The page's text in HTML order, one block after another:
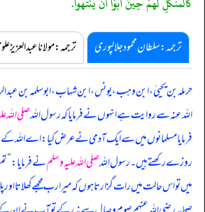
ترجمہ:سلطان محمود جلالپوری ترجمہ:مولانا عبدالعزیز
حرملہ بن یحییٰ، ابن وہب، یونس، ابن شہاب، ابوسلمہ بن
اللہ عنہ سے روایت ہے انہوں نے فرمایا کہ رسول اللہصلی اللہ
فرمایا مسلمانوں میں سے ایک آدمی نے عرض کیا: اے اللہ
روزے رکھتے ہیں۔ رسول اللہصلی اللہ علیہ وسلمنے فرمایا:”
میں تو اس حالت میں رات گزارتا ہوں کہ میرا رب مجھے کھلاتا